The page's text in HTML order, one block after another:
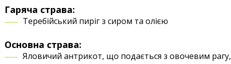
Гаряча страва:
Теребійський пиріг з сиром та олією
Основна страва:
Яловичий антрикот, що подається з овочевим рагу,